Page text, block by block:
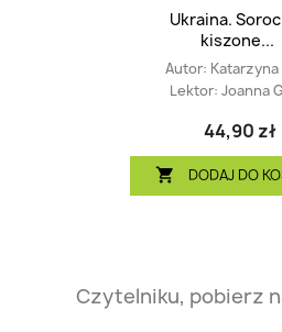
Ukraina.
kiszone...
Autor: Katarzyna
Lektor: Joanna
44,90 zł
 DODAJ DO
Czytelniku, pobierz